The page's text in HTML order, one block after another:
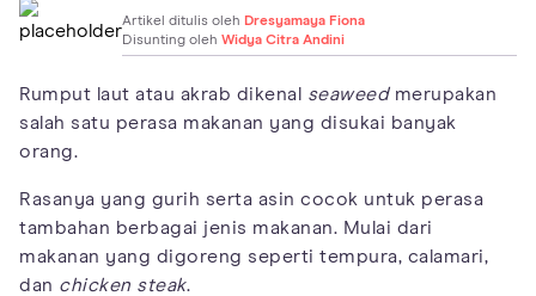
Artikel ditulis oleh Dresyamaya Fiona
Disunting oleh Widya Citra Andini
Rumput laut atau akrab dikenal seaweedmerupakan
salah satu perasa makanan yang disukai banyak
orang.
Rasanya yang gurih serta asin cocok untuk perasa
tambahan berbagai jenis makanan. Mulai dari
makanan yang digoreng seperti tempura, calamari,
dan chicken steak.